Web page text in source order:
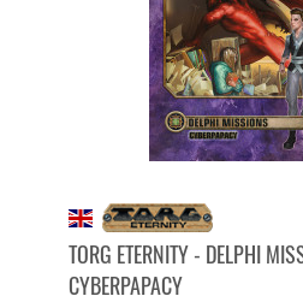
TORG ETERNITY - DELPHI
CYBERPAPACY